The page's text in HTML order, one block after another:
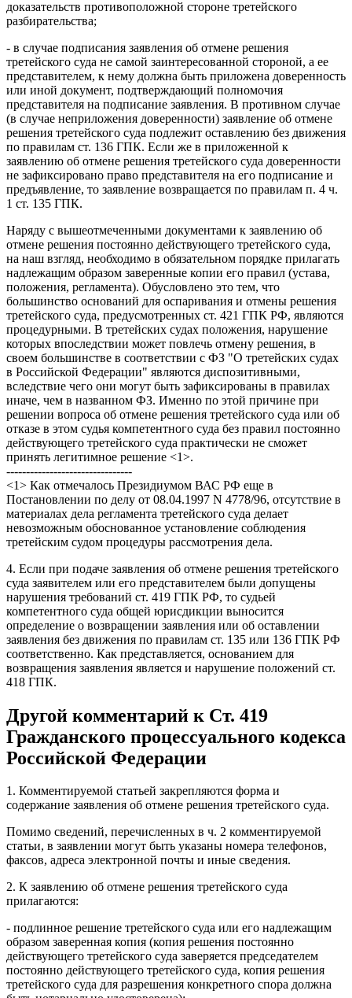
доказательств противоположной стороне третейского
разбирательства;
- в случае подписания заявления об отмене решения
третейского суда не самой заинтересованной стороной, а ее
представителем, к нему должна быть приложена доверенность
или иной документ, подтверждающий полномочия
представителя на подписание заявления. В противном случае
(в случае неприложения доверенности) заявление об отмене
решения третейского суда подлежит оставлению без движения
по правилам ст. 136 ГПК. Если же в приложенной к
заявлению об отмене решения третейского суда доверенности
не зафиксировано право представителя на его подписание и
предъявление, то заявление возвращается по правилам п. 4 ч.
1 ст. 135 ГПК.
Наряду с вышеотмеченными документами к заявлению об
отмене решения постоянно действующего третейского суда,
на наш взгляд, необходимо в обязательном порядке прилагать
надлежащим образом заверенные копии его правил (устава,
положения, регламента). Обусловлено это тем, что
большинство оснований для оспаривания и отмены решения
третейского суда, предусмотренных ст. 421 ГПК РФ, являются
процедурными. В третейских судах положения, нарушение
которых впоследствии может повлечь отмену решения, в
своем большинстве в соответствии с ФЗ "О третейских судах
в Российской Федерации" являются диспозитивными,
вследствие чего они могут быть зафиксированы в правилах
иначе, чем в названном ФЗ. Именно по этой причине при
решении вопроса об отмене решения третейского суда или об
отказе в этом судья компетентного суда без правил постоянно
действующего третейского суда практически не сможет
принять легитимное решение <1>.
--------------------------------
<1> Как отмечалось Президиумом ВАС РФ еще в
Постановлении по делу от 08.04.1997 N 4778/96, отсутствие в
материалах дела регламента третейского суда делает
невозможным обоснованное установление соблюдения
третейским судом процедуры рассмотрения дела.
4. Если при подаче заявления об отмене решения третейского
суда заявителем или его представителем были допущены
нарушения требований ст. 419 ГПК РФ, то судьей
компетентного суда общей юрисдикции выносится
определение о возвращении заявления или об оставлении
заявления без движения по правилам ст. 135 или 136 ГПК РФ
соответственно. Как представляется, основанием для
возвращения заявления является и нарушение положений ст.
418 ГПК.
Другой комментарий к Ст. 419
Гражданского процессуального кодекса
Российской Федерации
1. Комментируемой статьей закрепляются форма и
содержание заявления об отмене решения третейского суда.
Помимо сведений, перечисленных в ч. 2 комментируемой
статьи, в заявлении могут быть указаны номера телефонов,
факсов, адреса электронной почты и иные сведения.
2. К заявлению об отмене решения третейского суда
прилагаются:
- подлинное решение третейского суда или его надлежащим
образом заверенная копия (копия решения постоянно
действующего третейского суда заверяется председателем
постоянно действующего третейского суда, копия решения
третейского суда для разрешения конкретного спора должна